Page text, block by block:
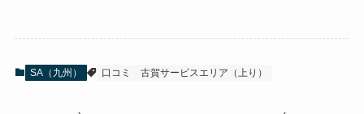
SA（九州） 口コミ 古賀サービスエリア（上り）